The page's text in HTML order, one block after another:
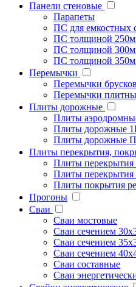
Панели стеновые
Парапеты
ПС для емкостных
ПС толщиной
ПС толщиной
ПС толщиной
Перемычки
Перемычки
Перемычки
Плиты дорожные
Плиты
Плиты дорожные
Плиты дорожные
Плиты перекрытия,
Плиты
Плиты
Плиты покрытия
Прогоны
Сваи
Сваи мостовые
Сваи сечением
Сваи сечением
Сваи сечением
Сваи составные
Сваи